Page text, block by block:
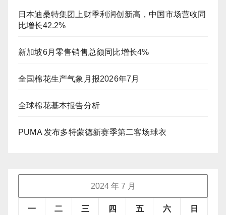
日本迪桑特集团上财季利润创新高，中国市场营收同
比增长42.2%
新加坡6月零售销售总额同比增长4%
全国棉花生产气象月报2026年7月
全球棉花基本报告分析
PUMA 发布多特蒙德新赛季第二客场球衣
2024 年 7 月
一 二 三 四 五 六 日